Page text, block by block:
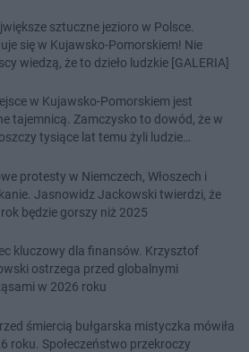
sztuczne jezioro w Polsce.
się w Kujawsko-Pomorskiem! Nie
wiedzą, że to dzieło ludzkie [GALERIA]
w Kujawsko-Pomorskiem jest
tajemnicą. Zamczysko to dowód, że w
tysiące lat temu żyli ludzie
protesty w Niemczech, Włoszech i
Jasnowidz Jackowski twierdzi, że
będzie gorszy niż 2025
kluczowy dla finansów. Krzysztof
ostrzega przed globalnymi
w 2026 roku
śmiercią bułgarska mistyczka mówiła
roku. Społeczeństwo przekroczy